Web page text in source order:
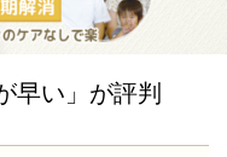
早い」が評判